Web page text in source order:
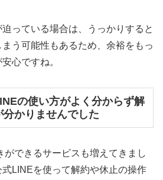
っている場合は、うっかりすると
う可能性もあるため、余裕をもっ
心ですね。
の使い方がよく分からず解
かりませんでした
ができるサービスも増えてきまし
LINEを使って解約や休止の操作